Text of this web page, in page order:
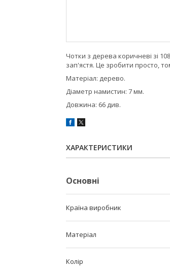
Чотки з дерева коричневі зі
зап'ястя. Це зробити просто,
Матеріал: дерево.
Діаметр намистин: 7 мм.
Довжина: 66 див.
ХАРАКТЕРИСТИКИ
Основні
Країна виробник
Матеріал
Колір